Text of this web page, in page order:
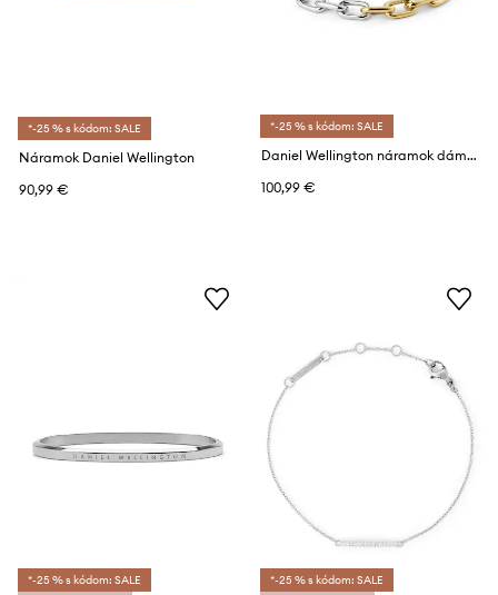
*-25 % s kódom: SALE
Náramok Daniel Wellington
90,99 €
*-25 % s kódom: SALE
Daniel Wellington náramok dámsky z nehrdzavejúcej ocele
100,99 €
*-25 % s kódom: SALE
*-25 % s kódom: SALE